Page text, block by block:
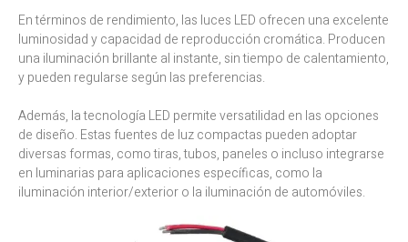
En términos de rendimiento, las luces LED ofrecen una excelente
luminosidad y capacidad de reproducción cromática. Producen
una iluminación brillante al instante, sin tiempo de calentamiento,
y pueden regularse según las preferencias.
Además, la tecnología LED permite versatilidad en las opciones
de diseño. Estas fuentes de luz compactas pueden adoptar
diversas formas, como tiras, tubos, paneles o incluso integrarse
en luminarias para aplicaciones específicas, como la
iluminación interior/exterior o la iluminación de automóviles.